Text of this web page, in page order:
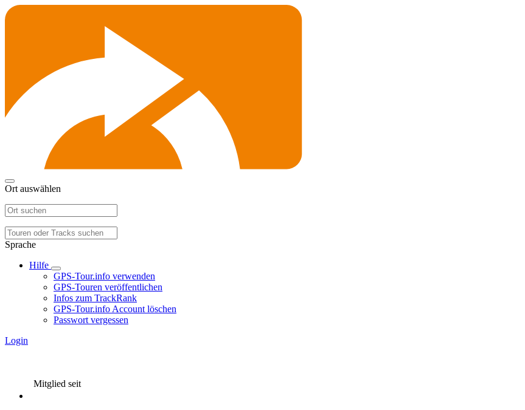
Ort auswählen
Sprache
Hilfe
GPS-Tour.info verwenden
GPS-Touren veröffentlichen
Infos zum TrackRank
GPS-Tour.info Account löschen
Passwort vergessen
Login
Mitglied seit